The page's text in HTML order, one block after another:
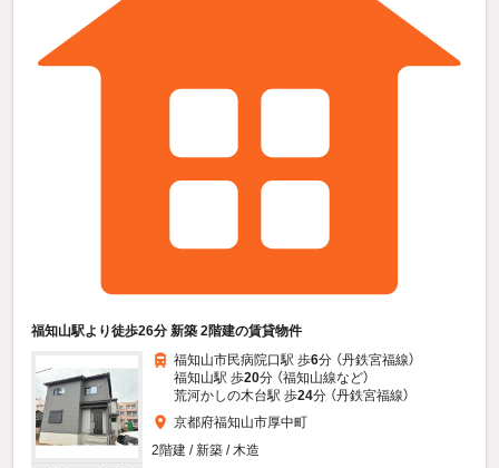
福知山駅より徒歩26分 新築 2階建の賃貸物件
福知山市民病院口駅 歩6分 （丹鉄宮福線）
福知山駅 歩20分 （福知山線など）
荒河かしの木台駅 歩24分 （丹鉄宮福線）
京都府福知山市厚中町
2階建 / 新築 / 木造